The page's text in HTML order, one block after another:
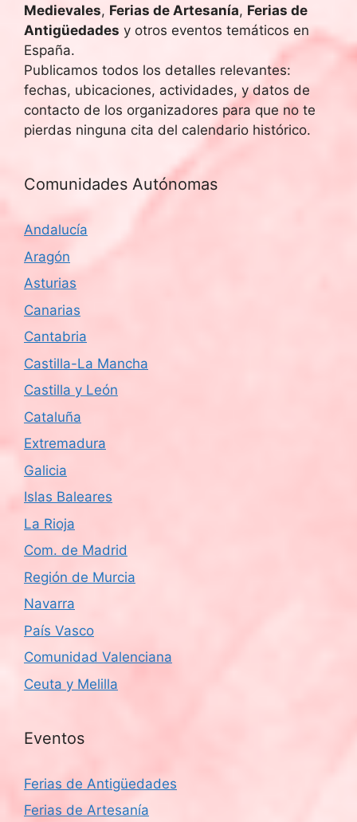
Medievales, Ferias de Artesanía, Ferias de
Antigüedades y otros eventos temáticos en
España.
Publicamos todos los detalles relevantes:
fechas, ubicaciones, actividades, y datos de
contacto de los organizadores para que no te
pierdas ninguna cita del calendario histórico.
Comunidades Autónomas
Andalucía
Aragón
Asturias
Canarias
Cantabria
Castilla-La Mancha
Castilla y León
Cataluña
Extremadura
Galicia
Islas Baleares
La Rioja
Com. de Madrid
Región de Murcia
Navarra
País Vasco
Comunidad Valenciana
Ceuta y Melilla
Eventos
Ferias de Antigüedades
Ferias de Artesanía